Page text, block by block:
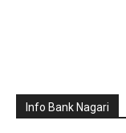
Info Bank Nagari